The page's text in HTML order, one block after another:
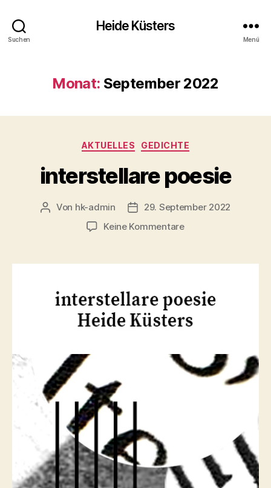
Suchen
Heide Küsters
Menü
Monat: September 2022
Kategorien
AKTUELLES GEDICHTE
interstellare poesie
Beitragsautor
Von hk-admin Veröffentlichungsdatum
29. September 2022
Keine Kommentarezu